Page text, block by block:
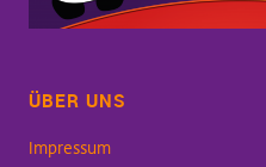
ÜBER UNS
Impressum